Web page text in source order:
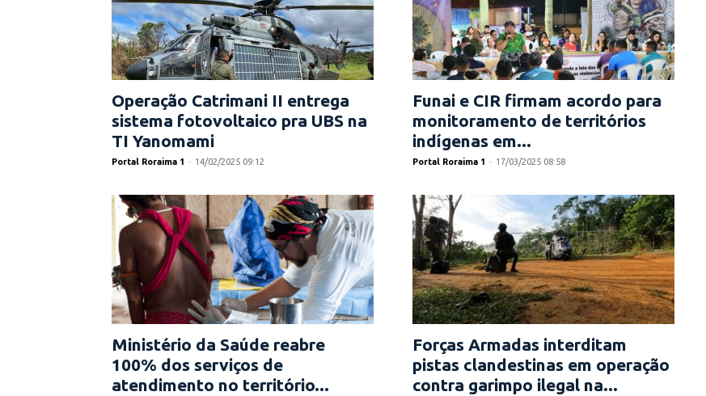
Operação Catrimani II entrega
sistema fotovoltaico pra UBS na
TI Yanomami
Portal Roraima 1 - 14/02/2025 09:12
Funai e CIR firmam acordo para
monitoramento de territórios
indígenas em...
Portal Roraima 1 - 17/03/2025 08:58
Ministério da Saúde reabre
100% dos serviços de
atendimento no território...
Forças Armadas interditam
pistas clandestinas em operação
contra garimpo ilegal na...